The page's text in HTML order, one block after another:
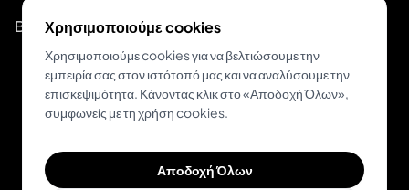
Branding Kit
© 2026 Inkjin
Πολιτική ΑπορρήτουΌροι Χρήσης
Χρησιμοποιούμε cookies
Χρησιμοποιούμε cookies για να βελτιώσουμε την
εμπειρία σας στον ιστότοπό μας και να αναλύσουμε την
επισκεψιμότητα. Κάνοντας κλικ στο «Αποδοχή Όλων»,
συμφωνείς με τη χρήση cookies.
Αποδοχή Όλων